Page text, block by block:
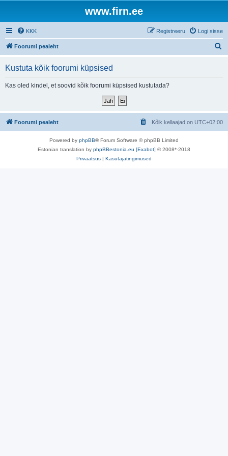
www.firn.ee
KKK Logi sisse
Registreeru
Foorumi pealeht
Kustuta kõik foorumi küpsised
Kas oled kindel, et soovid kõik foorumi küpsised kustutada?
Foorumi pealeht Kõik kellaajad on UTC+02:00
Powered by phpBB® Forum Software © phpBB Limited
Estonian translation by phpBBestonia.eu [Exabot] © 2008*-2018
Privaatsus | Kasutajatingimused